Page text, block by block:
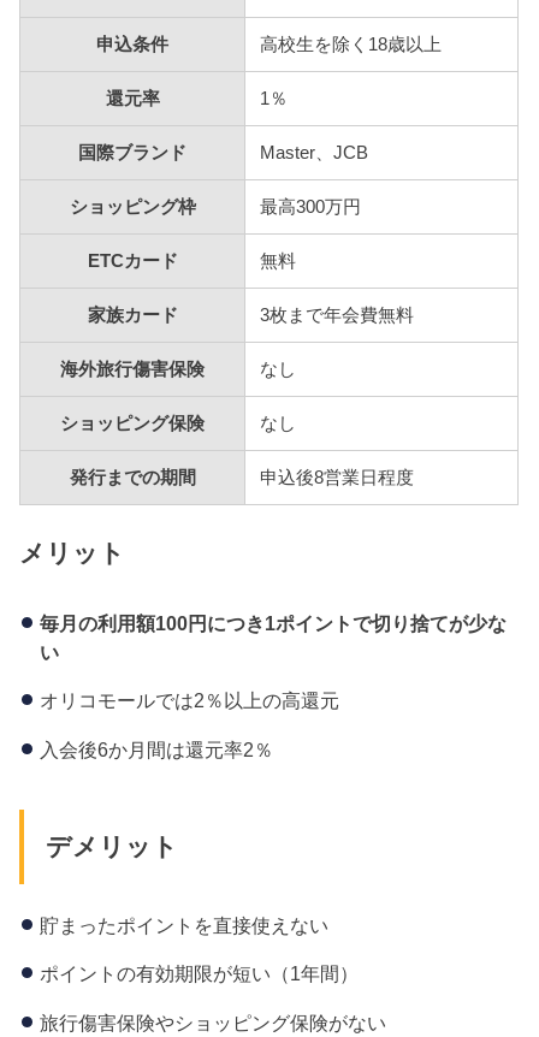
申込条件 高校生を除く18歳以上
還元率 1％
国際ブランド Master、JCB
ショッピング枠 最高300万円
ETCカード 無料
家族カード 3枚まで年会費無料
海外旅行傷害保険 なし
ショッピング保険 なし
発行までの期間 申込後8営業日程度
メリット
毎月の利用額100円につき1ポイントで切り捨てが少な
い
オリコモールでは2％以上の高還元
入会後6か月間は還元率2％
デメリット
貯まったポイントを直接使えない
ポイントの有効期限が短い（1年間）
旅行傷害保険やショッピング保険がない